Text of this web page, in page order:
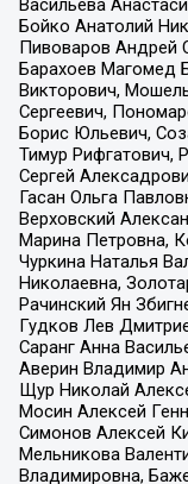
Васильева
Бойко Анатолий
Пивоваров Андрей
Барахоев Магомед
Викторович,
Сергеевич,
Борис Юльевич,
Тимур Рифгатович,
Сергей
Гасан Ольга
Верховский
Марина Петровна,
Чуркина Наталья
Николаевна,
Рачинский Ян
Гудков Лев
Саранг Анна
Аверин Владимир
Щур Николай
Мосин Алексей
Симонов Алексей
Мельникова
Владимировна,